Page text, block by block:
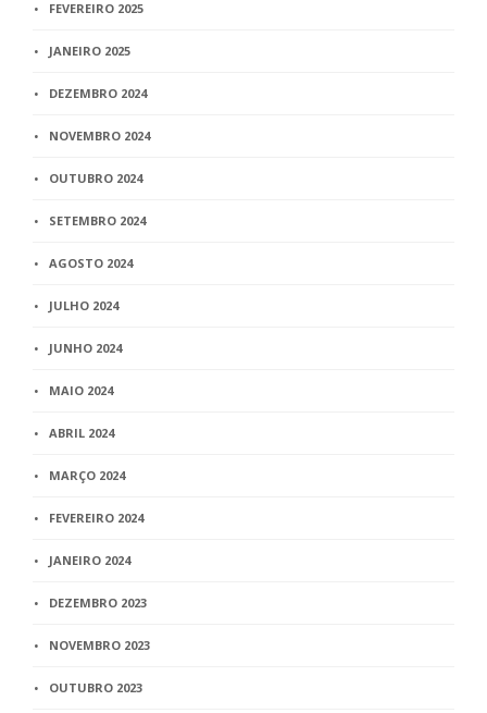
FEVEREIRO 2025
JANEIRO 2025
DEZEMBRO 2024
NOVEMBRO 2024
OUTUBRO 2024
SETEMBRO 2024
AGOSTO 2024
JULHO 2024
JUNHO 2024
MAIO 2024
ABRIL 2024
MARÇO 2024
FEVEREIRO 2024
JANEIRO 2024
DEZEMBRO 2023
NOVEMBRO 2023
OUTUBRO 2023